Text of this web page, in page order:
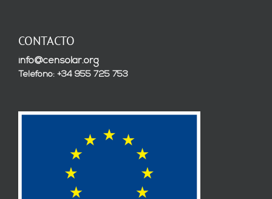
CONTACTO
info@censolar.org
Teléfono: +34 955 725 753